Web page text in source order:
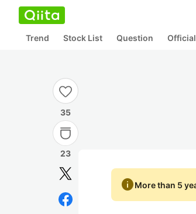
Trend Stock List Question
35
23
infoMore than 5